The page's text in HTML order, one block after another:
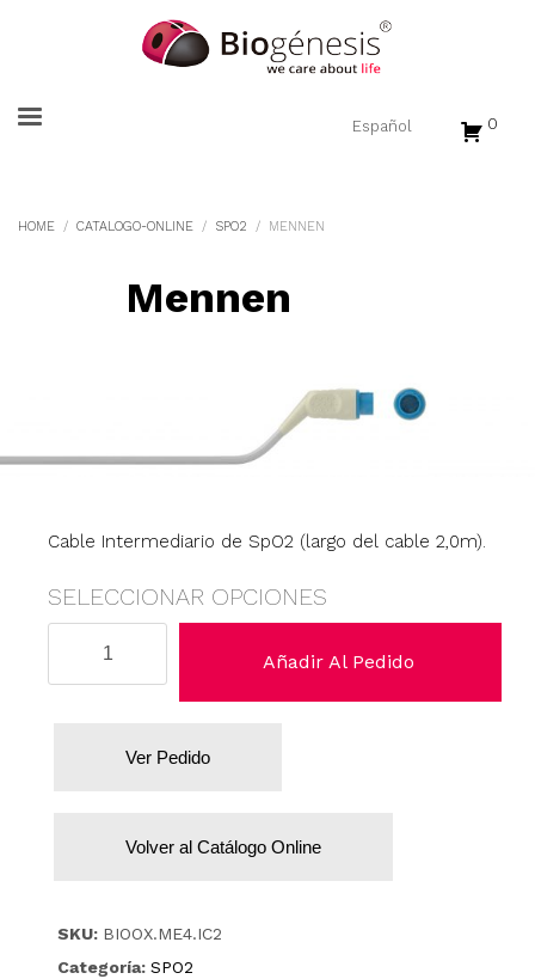
0
HOME CATALOGO-ONLINE SPO2 MENNEN
Mennen
Cable Intermediario de SpO2 (largo del cable 2,0m).
SELECCIONAR OPCIONES
Añadir Al Pedido
Ver Pedido
Volver al Catálogo Online
SKU: BIOOX.ME4.IC2
Categoría: SPO2